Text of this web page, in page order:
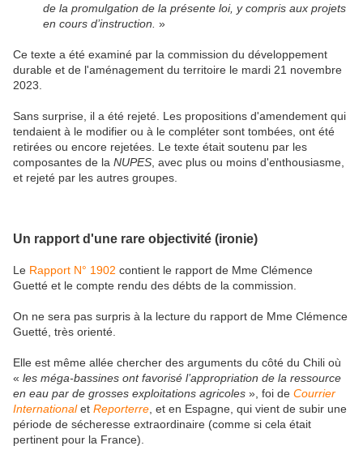
de la promulgation de la présente loi, y compris aux projets
en cours d’instruction.»
Ce texte a été examiné par la commission du développement
durable et de l'aménagement du territoire le mardi 21 novembre
2023.
Sans surprise, il a été rejeté. Les propositions d'amendement qui
tendaient à le modifier ou à le compléter sont tombées, ont été
retirées ou encore rejetées. Le texte était soutenu par les
composantes de la NUPES , avec plus ou moins d'enthousiasme,
et rejeté par les autres groupes.
Un rapport d'une rare objectivité (ironie)
Le Rapport N° 1902 contient le rapport de Mme Clémence
Guetté et le compte rendu des débts de la commission.
On ne sera pas surpris à la lecture du rapport de Mme Clémence
Guetté, très orienté.
Elle est même allée chercher des arguments du côté du Chili où
« les méga-bassines ont favorisé l’appropriation de la ressource
en eau par de grosses exploitations agricoles », foi de Courrier
Internationalet Reporterre, et en Espagne, qui vient de subir une
période de sécheresse extraordinaire (comme si cela était
pertinent pour la France).